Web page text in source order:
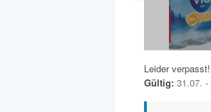
Leider verpasst!
Gültig: 31.07. -